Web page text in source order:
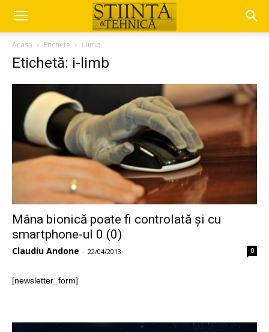
Acasă Etichete I-limb
Etichetă: i-limb
Mâna bionică poate fi controlată și cu
smartphone-ul 0 (0)
Claudiu Andone - 22/04/2013 0
[newsletter_form]